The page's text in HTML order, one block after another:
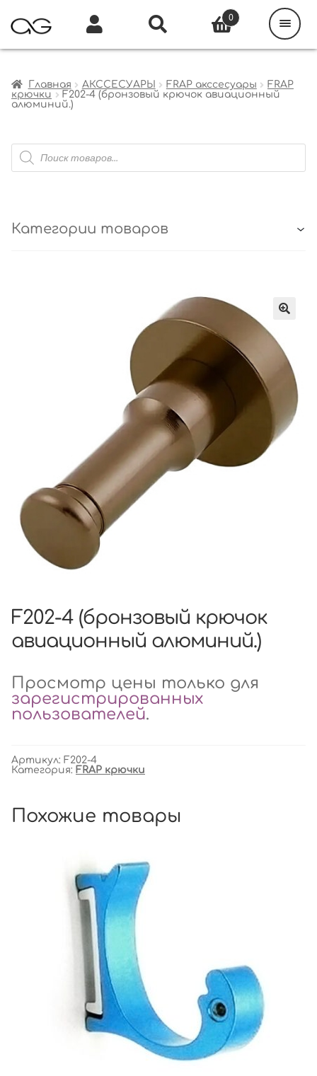
Главная АКССЕСУАРЫ FRAP акссесуары
FRAP
крючки
F202-4 (бронзовый крючок авиационный
алюминий.)
Поиск
товаров
Категории товаров
F202-4 (бронзовый крючок
авиационный алюминий.)
Просмотр цены только для
зарегистрированных
пользователей.
Артикул: F202-4
Категория: FRAP крючки
Похожие товары
0